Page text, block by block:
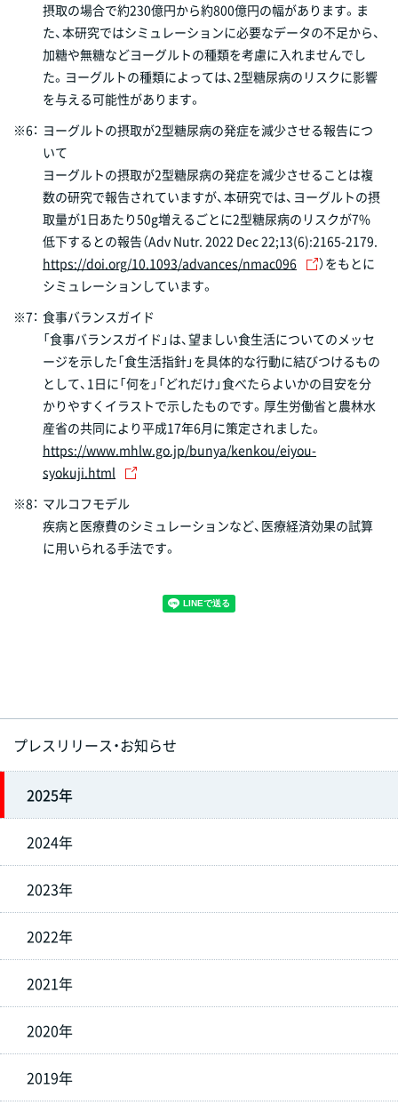
摂取の場合で約230億円から約800億円の幅があります。ま
た、本研究ではシミュレーションに必要なデータの不足から、
加糖や無糖などヨーグルトの種類を考慮に入れませんでし
た。ヨーグルトの種類によっては、2型糖尿病のリスクに影響
を与える可能性があります。
※6： ヨーグルトの摂取が2型糖尿病の発症を減少させる報告につ
いて
ヨーグルトの摂取が2型糖尿病の発症を減少させることは複
数の研究で報告されていますが、本研究では、ヨーグルトの摂
取量が1日あたり50g増えるごとに2型糖尿病のリスクが7%
低下するとの報告（Adv Nutr. 2022 Dec 22;13(6):2165-2179.
https://doi.org/10.1093/advances/nmac096
）をもとに
シミュレーションしています。
※7： 食事バランスガイド
「食事バランスガイド」は、望ましい食生活についてのメッセ
ージを示した「食生活指針」を具体的な行動に結びつけるもの
として、1日に「何を」「どれだけ」食べたらよいかの目安を分
かりやすくイラストで示したものです。厚生労働省と農林水
産省の共同により平成17年6月に策定されました。
https://www.mhlw.go.jp/bunya/kenkou/eiyou-
syokuji.html
※8： マルコフモデル
疾病と医療費のシミュレーションなど、医療経済効果の試算
に用いられる手法です。
プレスリリース・お知らせ
2025年
2024年
2023年
2022年
2021年
2020年
2019年